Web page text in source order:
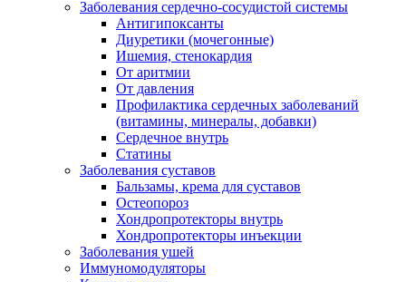
Заболевания сердечно-сосудистой системы
Антигипоксанты
Диуретики (мочегонные)
Ишемия, стенокардия
От аритмии
От давления
Профилактика сердечных заболеваний
(витамины, минералы, добавки)
Сердечное внутрь
Статины
Заболевания суставов
Бальзамы, крема для суставов
Остеопороз
Хондропротекторы внутрь
Хондропротекторы инъекции
Заболевания ушей
Иммуномодуляторы